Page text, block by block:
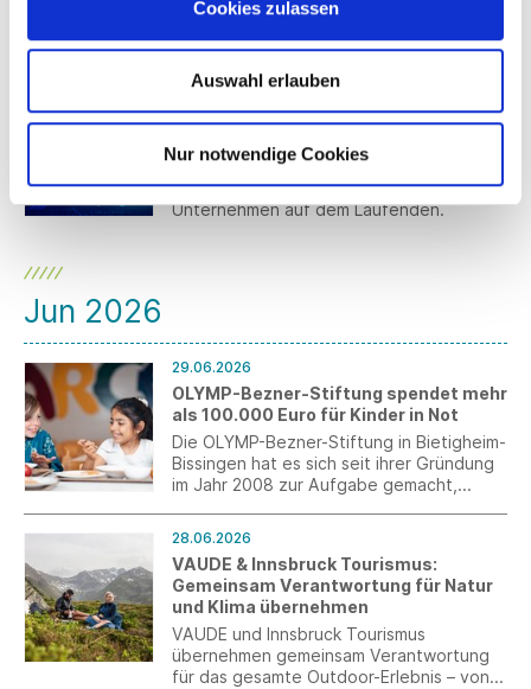
Cookies zulassen
Auswahl erlauben
Nur notwendige Cookies
findet die internationale Fachmesse
Africa Sourcing and Fashion Week (ASFW)
Anmeldungen für den German Pavilion
01.07.2026
Südwesttextil-Fördermittelupdate –
Wir halten Sie monatlich über passende
Förderprogramme und Zuschüsse für
Unternehmen auf dem Laufenden.
Jun 2026
29.06.2026
OLYMP-Bezner-Stiftung spendet mehr
als 100.000 Euro für Kinder in Not
Die OLYMP-Bezner-Stiftung in Bietigheim-
Bissingen hat es sich seit ihrer Gründung
im Jahr 2008 zur Aufgabe gemacht,
Bildung zu unterstützen. 2025 wurden
hierfür weitere 104.000 Euro an
Spendengeldern für verschiedene
Projekte in Deutschland, Brasilien, Haiti,
Indonesien, Madagaskar, Myanmar und
der Ukraine karitativ verwendet.
28.06.2026
VAUDE & Innsbruck Tourismus:
Gemeinsam Verantwortung für Natur
und Klima übernehmen
VAUDE und Innsbruck Tourismus
übernehmen gemeinsam Verantwortung
für das gesamte Outdoor-Erlebnis – von